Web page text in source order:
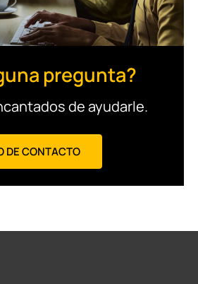
pregunta?
de ayudarle.
DE CONTACTO